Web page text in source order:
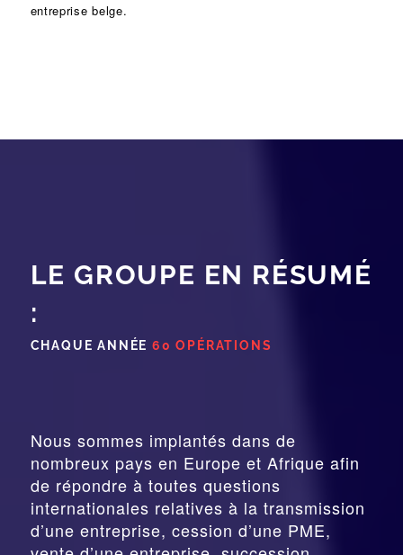
entreprise belge.
LE GROUPE EN RÉSUMÉ
:
CHAQUE ANNÉE 60 OPÉRATIONS
Nous sommes implantés dans de
nombreux pays en Europe et Afrique afin
de répondre à toutes questions
internationales relatives à la transmission
d’une entreprise, cession d’une PME,